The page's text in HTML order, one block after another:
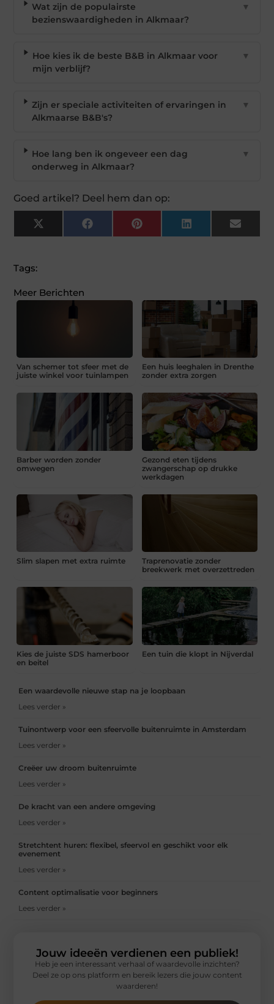
Wat zijn de populairste
bezienswaardigheden in Alkmaar?
▼
Hoe kies ik de beste B&B in Alkmaar voor
mijn verblijf?
▼
Zijn er speciale activiteiten of ervaringen in
Alkmaarse B&B's?
▼
Hoe lang ben ik ongeveer een dag
onderweg in Alkmaar?
▼
Goed artikel? Deel hem dan op:
X
(Twitter)
Facebook Pinterest LinkedIn Email
Tags:
Meer Berichten
Van schemer tot sfeer met de
juiste winkel voor tuinlampen
Een huis leeghalen in Drenthe
zonder extra zorgen
Barber worden zonder
omwegen
Gezond eten tijdens
zwangerschap op drukke
werkdagen
Slim slapen met extra ruimte
Traprenovatie zonder
breekwerk met overzettreden
Kies de juiste SDS hamerboor
en beitel
Een tuin die klopt in Nijverdal
Een waardevolle nieuwe stap na je loopbaan
Lees verder »
Tuinontwerp voor een sfeervolle buitenruimte in Amsterdam
Lees verder »
Creëer uw droom buitenruimte
Lees verder »
De kracht van een andere omgeving
Lees verder »
Stretchtent huren: flexibel, sfeervol en geschikt voor elk
evenement
Lees verder »
Content optimalisatie voor beginners
Lees verder »
Jouw ideeën verdienen een publiek!
Heb je een interessant verhaal of waardevolle inzichten?
Deel ze op ons platform en bereik lezers die jouw content
waarderen!